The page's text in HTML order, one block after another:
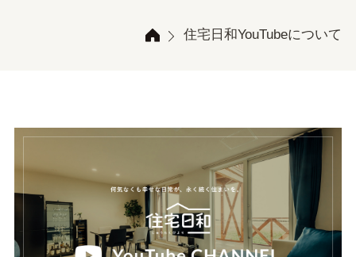
住宅日和YouTubeについて